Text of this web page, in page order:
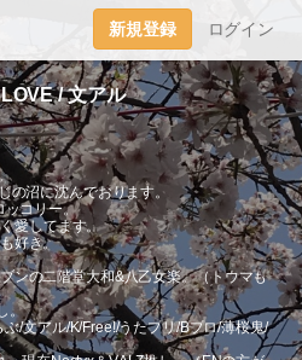
新規登録 ログイン
/ 文アル
の沼に沈んでおります。
ッコリー。
愛してます。
好き。
ンの二階堂大和&八乙女楽。（トウマも
。
/文アル/K/Free!/うたプリ/Bプロ/薄桜鬼/